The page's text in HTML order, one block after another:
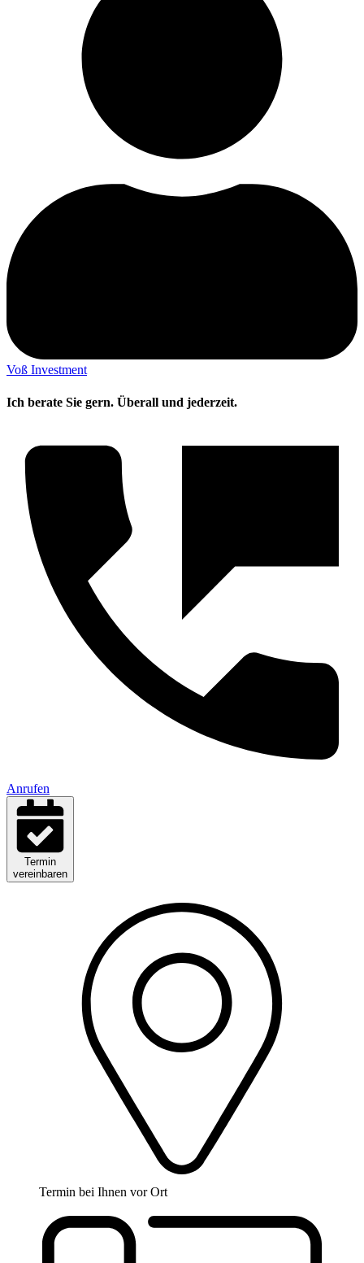
Voß Investment
Ich berate Sie gern. Überall und jederzeit.
Anrufen
Termin
vereinbaren
Termin bei Ihnen vor Ort